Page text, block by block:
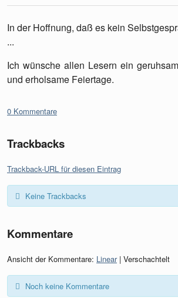
In der Hoffnung, daß es kein
...
Ich wünsche allen Lesern ein
und erholsame Feiertage.
0 Kommentare
Trackbacks
Trackback-URL für diesen Eintrag
Keine Trackbacks
Kommentare
Ansicht der Kommentare: Linear| Verschachtelt
Noch keine Kommentare